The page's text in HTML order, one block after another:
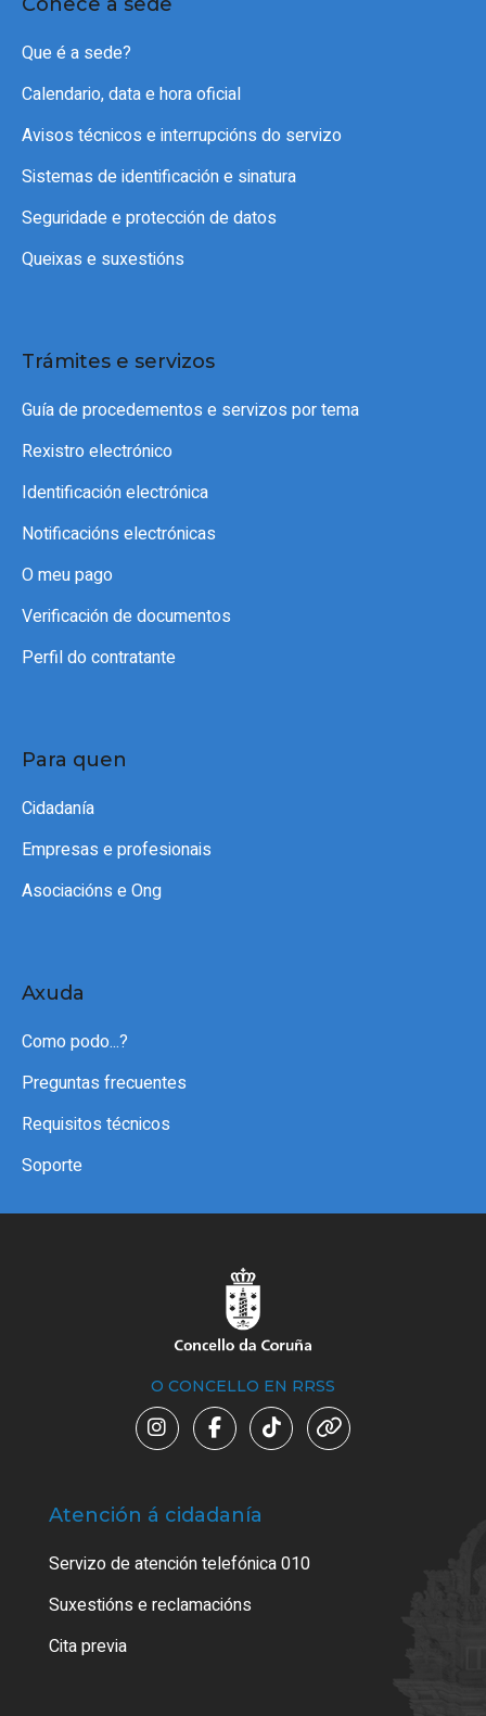
Que é a sede?
Calendario, data e hora oficial
Avisos técnicos e interrupcións do servizo
Sistemas de identificación e sinatura
Seguridade e protección de datos
Queixas e suxestións
Trámites e servizos
Guía de procedementos e servizos por tema
Rexistro electrónico
Identificación electrónica
Notificacións electrónicas
O meu pago
Verificación de documentos
Perfil do contratante
Para quen
Cidadanía
Empresas e profesionais
Asociacións e Ong
Axuda
Como podo...?
Preguntas frecuentes
Requisitos técnicos
Soporte
O CONCELLO EN RRSS
Atención á cidadanía
Servizo de atención telefónica 010
Suxestións e reclamacións
Cita previa